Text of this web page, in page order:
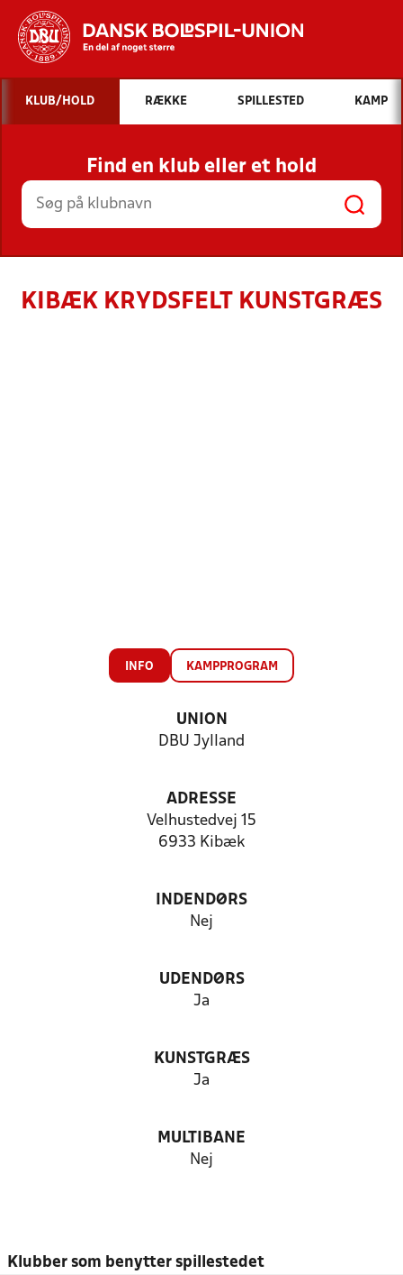
Hvad vil du søge efter?
INDHOLD OG NYHEDER
STILLINGER, RESULTATER, KLUBBER OG
HOLD
KLUB/HOLD RÆKKE SPILLESTED KAMP
Find en klub eller et hold
KIBÆK KRYDSFELT KUNSTGRÆS
INFO KAMPPROGRAM
UNION
DBU Jylland
ADRESSE
Velhustedvej 15
6933 Kibæk
INDENDØRS
Nej
UDENDØRS
Ja
KUNSTGRÆS
Ja
MULTIBANE
Nej
Klubber som benytter spillestedet